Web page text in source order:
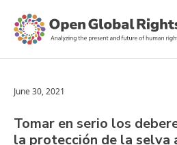
June 30, 2021
Tomar en serio los
la protección de la selva